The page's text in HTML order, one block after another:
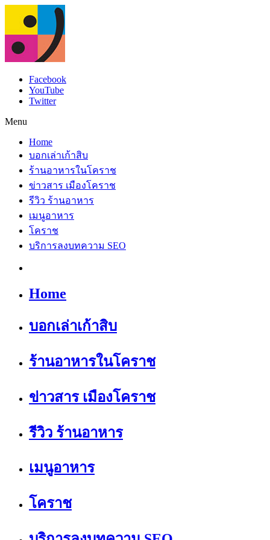
Facebook
YouTube
Twitter
Menu
Home
บอกเล่าเก้าสิบ
ร้านอาหารในโคราช
ข่าวสาร เมืองโคราช
รีวิว ร้านอาหาร
เมนูอาหาร
โคราช
บริการลงบทความ SEO
Home
บอกเล่าเก้าสิบ
ร้านอาหารในโคราช
ข่าวสาร เมืองโคราช
รีวิว ร้านอาหาร
เมนูอาหาร
โคราช